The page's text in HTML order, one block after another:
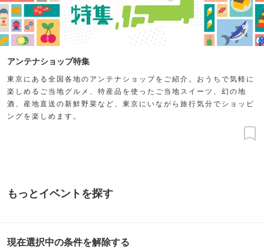
アンテナショップ特集
東京にある全国各地のアンテナショップをご紹介。おうちで気軽に
楽しめるご当地グルメ、特産品を使ったご当地スイーツ、幻の地
酒、産地直送の新鮮野菜など、東京にいながら旅行気分でショッピ
ングを楽しめます。
もっとイベントを探す
現在選択中の条件を解除する